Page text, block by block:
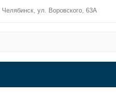
Челябинск, ул. Воровского, 63А